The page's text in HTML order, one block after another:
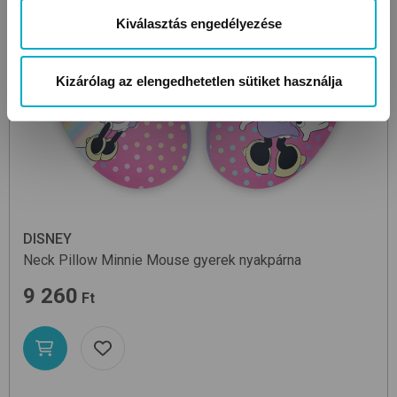
Kiválasztás engedélyezése
Kizárólag az elengedhetetlen sütiket használja
DISNEY
Neck Pillow Minnie Mouse gyerek nyakpárna
9 260 Ft